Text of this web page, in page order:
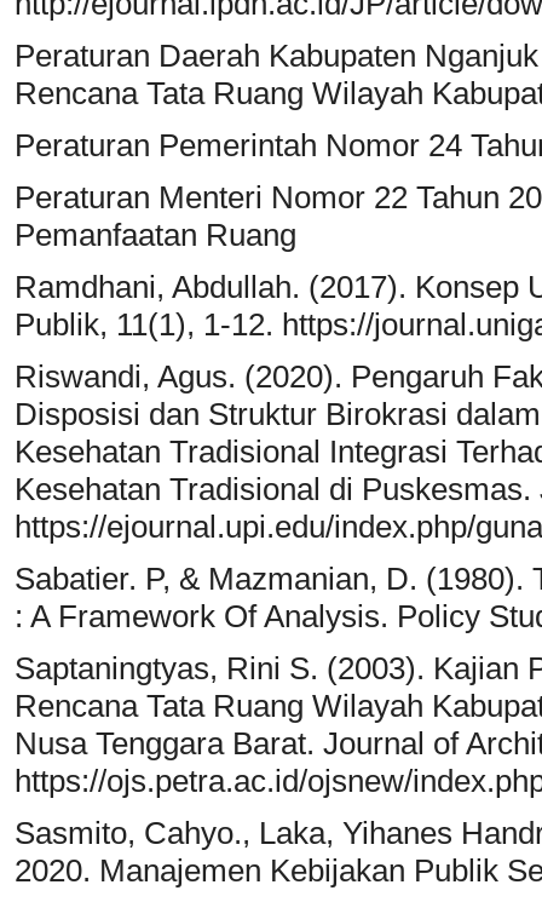
Peraturan Daerah Kabupaten
Rencana Tata Ruang Wilayah
Peraturan Pemerintah Nomor 24
Peraturan Menteri Nomor 22 Tahun
Pemanfaatan Ruang
Ramdhani, Abdullah. (2017). Konsep
Publik, 11(1), 1-12. https://
Riswandi, Agus. (2020). Pengaruh
Disposisi dan Struktur Birokrasi
Kesehatan Tradisional Integrasi
Kesehatan Tradisional di
https://ejournal.upi.edu/index.php/
Sabatier. P, & Mazmanian, D.
: A Framework Of Analysis. Policy
Saptaningtyas, Rini S. (2003). Kajian
Rencana Tata Ruang Wilayah
Nusa Tenggara Barat. Journal of
https://ojs.petra.ac.id/ojsnew/
Sasmito, Cahyo., Laka, Yihanes
2020. Manajemen Kebijakan Publik